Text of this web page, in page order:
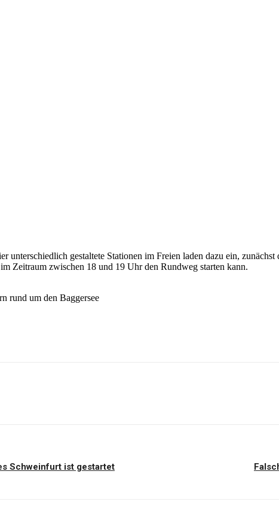
unterschiedlich gestaltete Stationen im Freien laden dazu ein,
Zeitraum zwischen 18 und 19 Uhr den Rundweg starten kann.
rund um den Baggersee
Schweinfurt ist gestartet